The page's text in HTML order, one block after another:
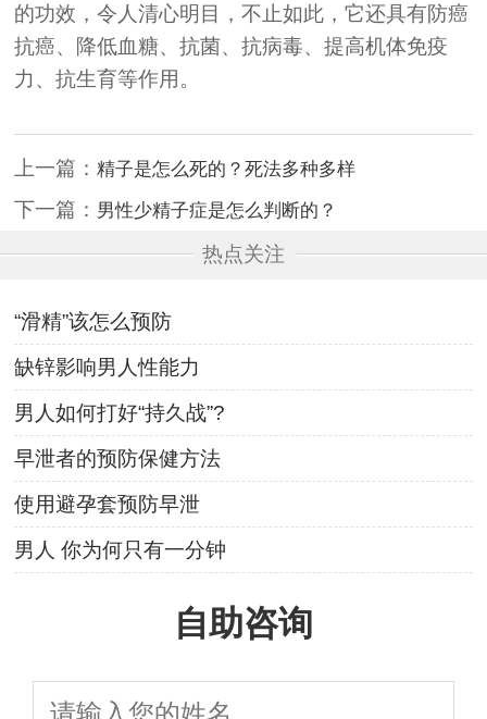
的功效，令人清心明目，不止如此，它还具有防癌
抗癌、降低血糖、抗菌、抗病毒、提高机体免疫
力、抗生育等作用。
上一篇：精子是怎么死的？死法多种多样
下一篇： 男性少精子症是怎么判断的？
热点关注
“滑精”该怎么预防
缺锌影响男人性能力
男人如何打好“持久战”?
早泄者的预防保健方法
使用避孕套预防早泄
男人 你为何只有一分钟
自助咨询